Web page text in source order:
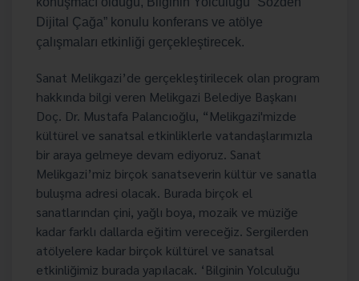
Dijital Çağa” konulu konferans ve atölye
çalışmaları etkinliği gerçekleştirecek.
Sanat Melikgazi’de gerçekleştirilecek olan program
hakkında bilgi veren Melikgazi Belediye Başkanı
Doç. Dr. Mustafa Palancıoğlu, “Melikgazi'mizde
kültürel ve sanatsal etkinliklerle vatandaşlarımızla
bir araya gelmeye devam ediyoruz. Sanat
Melikgazi’miz birçok sanatseverin kültür ve sanatla
buluşma adresi olacak. Burada birçok el
sanatlarından çini, yağlı boya, mozaik ve müziğe
kadar farklı dallarda eğitim vereceğiz. Sergilerden
atölyelere kadar birçok kültürel ve sanatsal
etkinliğimiz burada yapılacak. ‘Bilginin Yolculuğu